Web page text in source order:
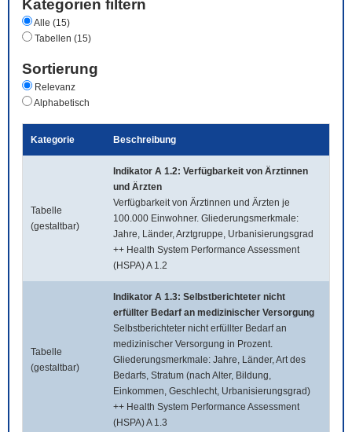
Kategorien filtern
Alle (15)
Tabellen (15)
Sortierung
Relevanz
Alphabetisch
Kategorie Beschreibung
Tabelle
(gestaltbar)
Indikator A 1.2: Verfügbarkeit von Ärztinnen
und Ärzten
Verfügbarkeit von Ärztinnen und Ärzten je
100.000 Einwohner. Gliederungsmerkmale:
Jahre, Länder, Arztgruppe, Urbanisierungsgrad
++ Health System Performance Assessment
(HSPA) A 1.2
Tabelle
(gestaltbar)
Indikator A 1.3: Selbstberichteter nicht
erfüllter Bedarf an medizinischer Versorgung
Selbstberichteter nicht erfüllter Bedarf an
medizinischer Versorgung in Prozent.
Gliederungsmerkmale: Jahre, Länder, Art des
Bedarfs, Stratum (nach Alter, Bildung,
Einkommen, Geschlecht, Urbanisierungsgrad)
++ Health System Performance Assessment
(HSPA) A 1.3